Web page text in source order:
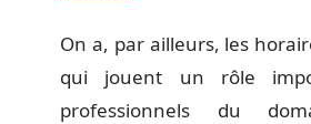
On a, par ailleurs, les
qui jouent un rôle
professionnels du